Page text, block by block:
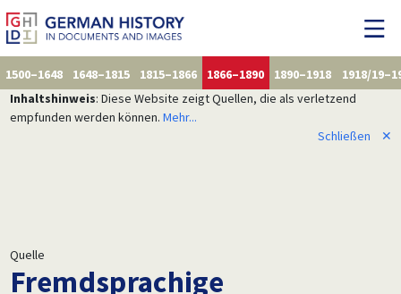
1500–1648 1648–1815 1815–1866 1866–1890 1890–1918
1918/
Inhaltshinweis: Diese Website zeigt Quellen, die als verletzend
empfunden werden können. Mehr...
Schließen
✕
Quelle
Fremdsprachige